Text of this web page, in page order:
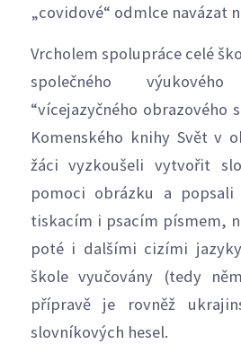
„covidové“ odmlce navázat
Vrcholem spolupráce celé
společného
“vícejazyčného obrazového
Komenského knihy Svět v
žáci vyzkoušeli vytvořit
pomoci obrázku a
tiskacím i psacím písmem,
poté i dalšími cizími
škole vyučovány (tedy
přípravě je rovněž
slovníkových hesel.